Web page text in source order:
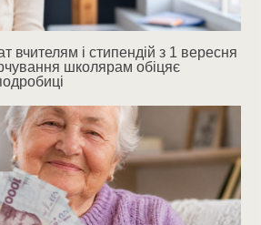
вчителям і стипендій з 1 вересня
школярам обіцяє